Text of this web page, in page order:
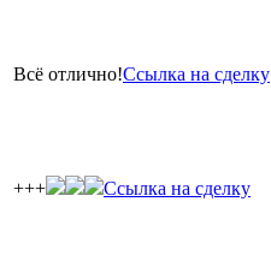
Всё отлично!Ссылка на сделку
+++ Ссылка на сделку